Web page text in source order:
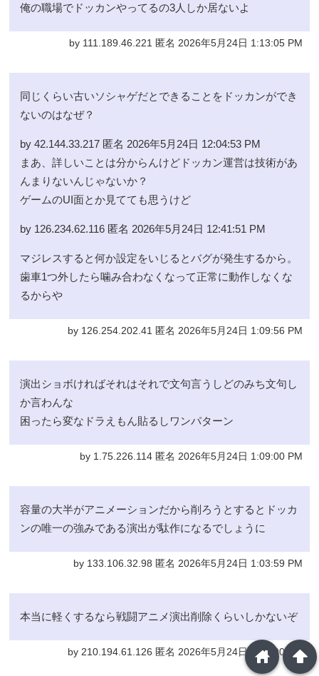
俺の職場でドッカンやってるの3人しか居ないよ
by 111.189.46.221 匿名 2026年5月24日 1:13:05 PM
同じくらい古いソシャゲだとできることをドッカンができ
ないのはなぜ？
by 42.144.33.217 匿名 2026年5月24日 12:04:53 PM
まあ、詳しいことは分からんけどドッカン運営は技術があ
んまりないんじゃないか？
ゲームのUI面とか見てても思うけど
by 126.234.62.116 匿名 2026年5月24日 12:41:51 PM
マジレスすると何か設定をいじるとバグが発生するから。
歯車1つ外したら噛み合わなくなって正常に動作しなくな
るからや
by 126.254.202.41 匿名 2026年5月24日 1:09:56 PM
演出ショボければそれはそれで文句言うしどのみち文句し
か言わんな
困ったら変なドラえもん貼るしワンパターン
by 1.75.226.114 匿名 2026年5月24日 1:09:00 PM
容量の大半がアニメーションだから削ろうとするとドッカ
ンの唯一の強みである演出が駄作になるでしょうに
by 133.106.32.98 匿名 2026年5月24日 1:03:59 PM
本当に軽くするなら戦闘アニメ演出削除くらいしかないぞ
by 210.194.61.126 匿名 2026年5月24日 1:02:00 PM
arrowup
home